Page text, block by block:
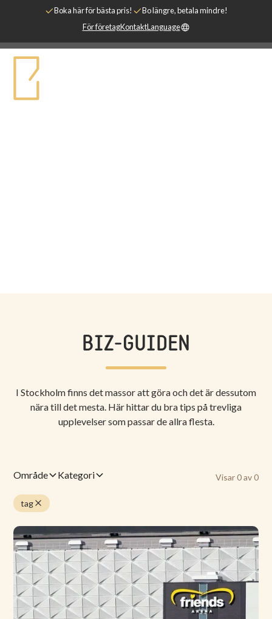
Boka här för bästa pris!
Bo längre, betala mindre!
För företagKontaktLanguage
BIZ-GUIDEN
I Stockholm finns det massor att göra och det är dessutom
nära till det mesta. Här hittar du bra tips på trevliga
upplevelser som passar de allra flesta.
Visar0av0
Område Kategori
tag